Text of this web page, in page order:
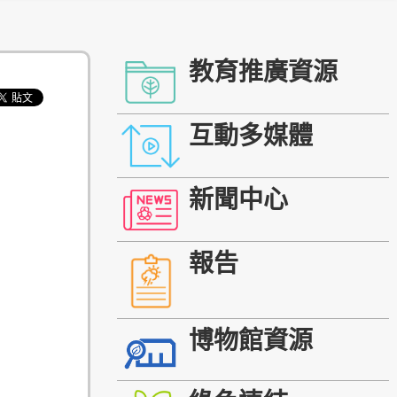
教育推廣資源
互動多媒體
新聞中心
報告
博物館資源